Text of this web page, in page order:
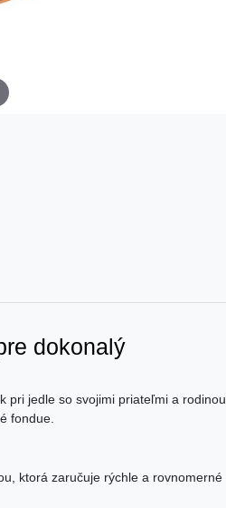
dokonalý
pri jedle so svojimi priateľmi a rodinou.
fondue.
ktorá zaručuje rýchle a rovnomerné